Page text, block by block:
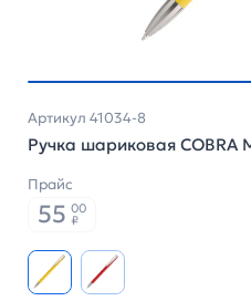
Артикул 41034-8
Ручка шариковая COBRA
Прайс
55 00
₽